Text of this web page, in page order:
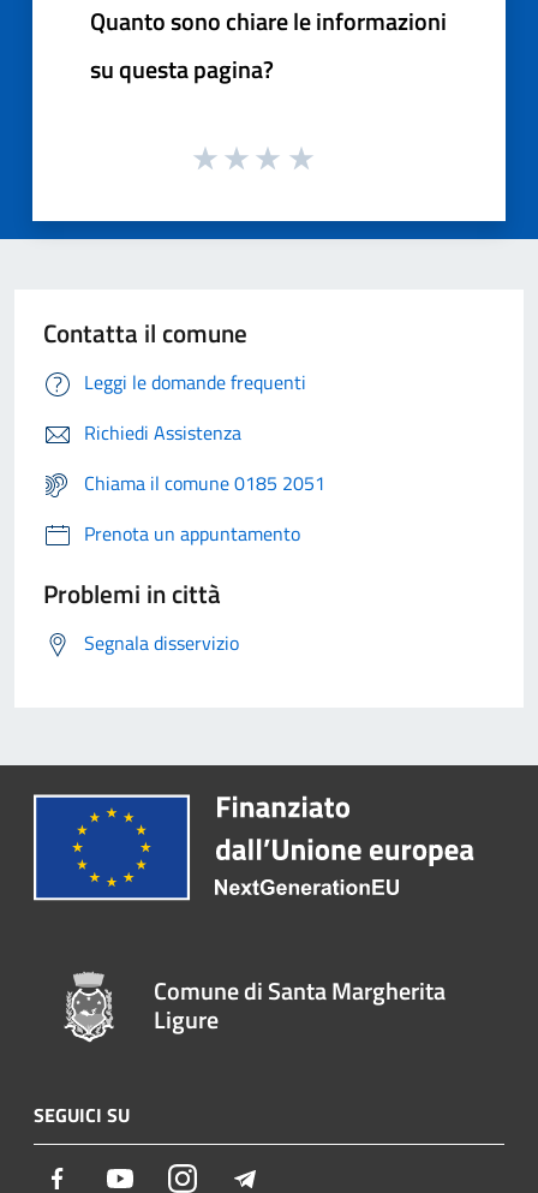
Quanto sono chiare le informazioni
su questa pagina?
Contatta il comune
Leggi le domande frequenti
Richiedi Assistenza
Chiama il comune 0185 2051
Prenota un appuntamento
Problemi in città
Segnala disservizio
Comune di Santa Margherita
Ligure
SEGUICI SU
Facebook YoutubeInstagram